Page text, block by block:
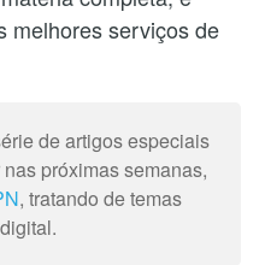
melhores serviços de
de artigos especiais
próximas semanas,
, tratando de temas